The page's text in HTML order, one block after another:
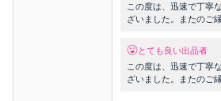
この度は、迅速で丁寧
ざいました。またのご
とても良い出品者
この度は、迅速で丁寧
ざいました。またのご